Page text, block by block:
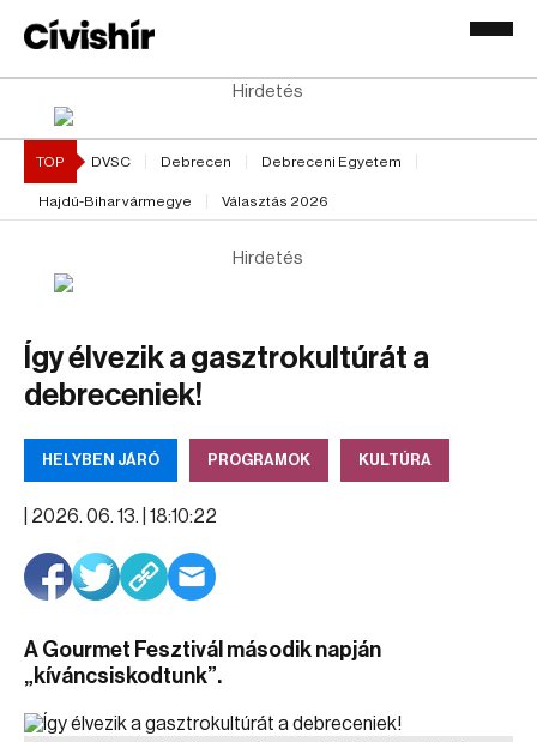
Hirdetés
TOP DVSC Debrecen Debreceni Egyetem
Hajdú-Bihar vármegye Választás 2026
Hirdetés
Így élvezik a gasztrokultúrát a
debreceniek!
HELYBEN JÁRÓ PROGRAMOK KULTÚRA
2026. 06. 13. | 18:10:22
A Gourmet Fesztivál második napján
„kíváncsiskodtunk”.